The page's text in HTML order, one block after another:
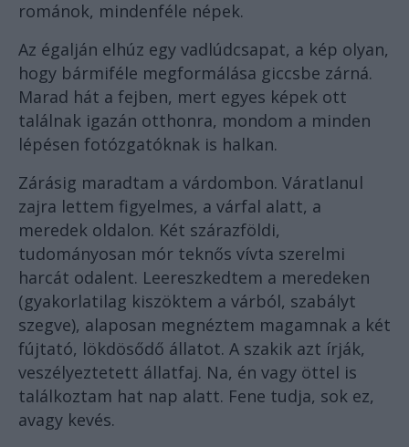
románok, mindenféle népek.
Az égalján elhúz egy vadlúdcsapat, a kép olyan,
hogy bármiféle megformálása giccsbe zárná.
Marad hát a fejben, mert egyes képek ott
találnak igazán otthonra, mondom a minden
lépésen fotózgatóknak is halkan.
Zárásig maradtam a várdombon. Váratlanul
zajra lettem figyelmes, a várfal alatt, a
meredek oldalon. Két szárazföldi,
tudományosan mór teknős vívta szerelmi
harcát odalent. Leereszkedtem a meredeken
(gyakorlatilag kiszöktem a várból, szabályt
szegve), alaposan megnéztem magamnak a két
fújtató, lökdösődő állatot. A szakik azt írják,
veszélyeztetett állatfaj. Na, én vagy öttel is
találkoztam hat nap alatt. Fene tudja, sok ez,
avagy kevés.